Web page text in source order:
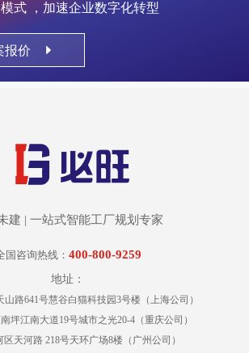
式 ，加速企业数字化转型
报价
建 | 一站式智能工厂规划专家
国咨询热线： 400-800-9259
地址：
路641号慧谷白猫科技园3号楼（上海公司）
坪江南大道19号城市之光20-4（重庆公司）
区天河路 218号天环广场8楼（广州公司）